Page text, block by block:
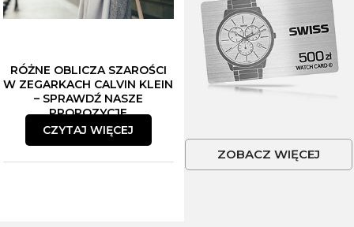
RÓŻNE OBLICZA SZAROŚCI
W ZEGARKACH CALVIN KLEIN
– SPRAWDŹ NASZE
PROPOZYCJE
CZYTAJ WIĘCEJ
ZOBACZ WIĘCEJ